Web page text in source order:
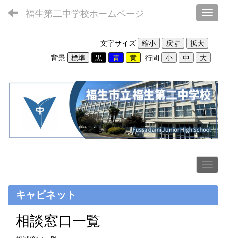
福生第二中学校ホームページ
文字サイズ
背景
行間
キャビネット
相談窓口一覧